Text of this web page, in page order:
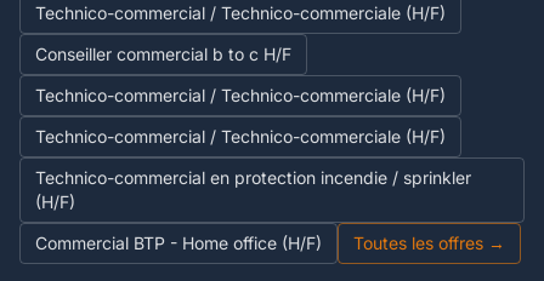
Technico-commercial / Technico-commerciale (H/F)
Conseiller commercial b to c H/F
Technico-commercial / Technico-commerciale (H/F)
Technico-commercial / Technico-commerciale (H/F)
Technico-commercial en protection incendie / sprinkler
(H/F)
Commercial BTP - Home office (H/F)
Toutes les offres →